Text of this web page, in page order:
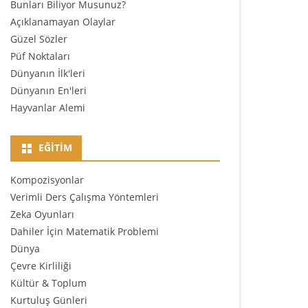
Bunları Biliyor Musunuz?
Açıklanamayan Olaylar
Güzel Sözler
Püf Noktaları
Dünyanın İlk'leri
Dünyanın En'leri
Hayvanlar Alemi
EĞITIM
Kompozisyonlar
Verimli Ders Çalışma Yöntemleri
Zeka Oyunları
Dahiler İçin Matematik Problemi
Dünya
Çevre Kirliliği
Kültür & Toplum
Kurtuluş Günleri